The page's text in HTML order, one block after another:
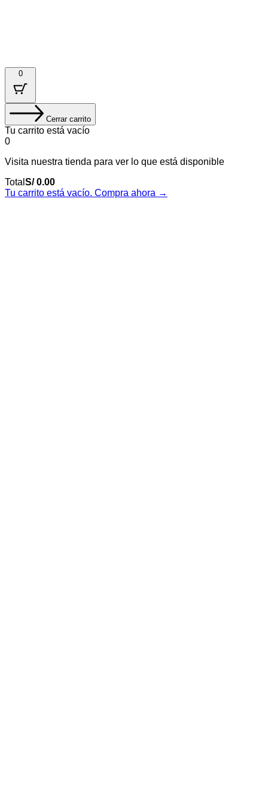
0
Cerrar carrito
Tu carrito está vacío
0
Visita nuestra tienda para ver lo que está disponible
Total S/0.00
Tu carrito está vacío. Compra ahora →